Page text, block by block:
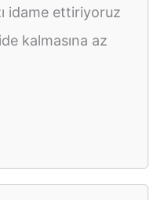
idame ettiriyoruz
kalmasına az